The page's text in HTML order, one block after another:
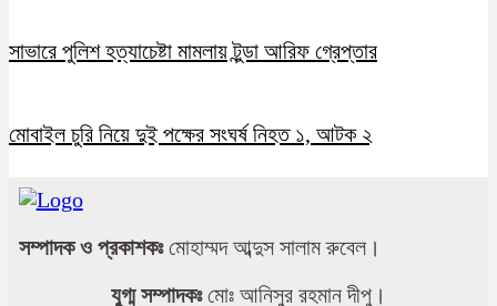
সাভারে পুলিশ হত্যাচেষ্টা মামলায় টুন্ডা আরিফ গ্রেপ্তার
মোবাইল চুরি নিয়ে দুই পক্ষের সংঘর্ষ নিহত ১, আটক ২
সম্পাদক ও প্রকাশকঃমোহাম্মদ আব্দুস সালাম রুবেল।
যুগ্ম সম্পাদকঃমোঃ আনিসুর রহমান দীপু।